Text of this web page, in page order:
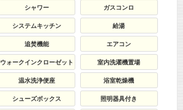
シャワー ガスコンロ
システムキッチン 給湯
追焚機能 エアコン
ウォークインクローゼット 室内洗濯機置場
温水洗浄便座 浴室乾燥機
シューズボックス 照明器具付き